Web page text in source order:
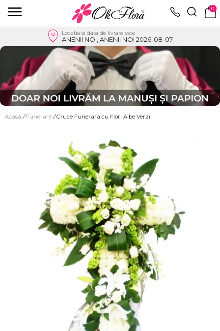
0
Locatia si data de livrare este
ANENII NOI, ANENII NOI 2026-08-07
Acasa / Funerare / Cruce Funerara cu Flori Albe Verzi